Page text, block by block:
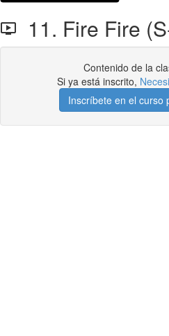
11. Fire Fire
Contenido de la
Si ya está inscrito,
Inscríbete en el curso